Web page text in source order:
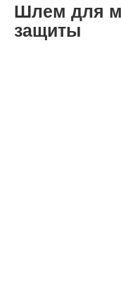
Шлем для
защиты